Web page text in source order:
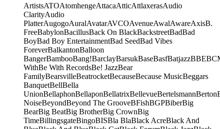
ArtistsATOAtomhengeAttacaAtticAttlaxerasAudio
ClarityAudio
PlatterAugogoAuralAvatarAVCOAvenueAwalAwareAxisB.
FreeBabylonBacillusBack On BlackBackstreetBadBad
BoyBad Boy EntertainmentBad SeedBad Vibes
ForeverBalkantonBalloon
BangerBambooBang!BarclayBarsukBaseBasfBatjazzBBE
WithBe With RecordsBe! JazzBear
FamilyBearsvilleBeatrocketBecauseBecause MusicBeggars
BanquetBellBella
UnionBellaphonBellaponBellatrixBellevueBertelsmannBerton
NoiseBeyondBeyond The GrooveBFishBGPBiberBig
BearBig BeatBig BrotherBig CrownBig
TimeBillingsgateBingoBISBla BlaBlack AcreBlack And